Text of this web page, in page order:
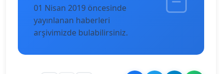
01 Nisan 2019 öncesinde
yayınlanan haberleri
arşivimizde bulabilirsiniz.